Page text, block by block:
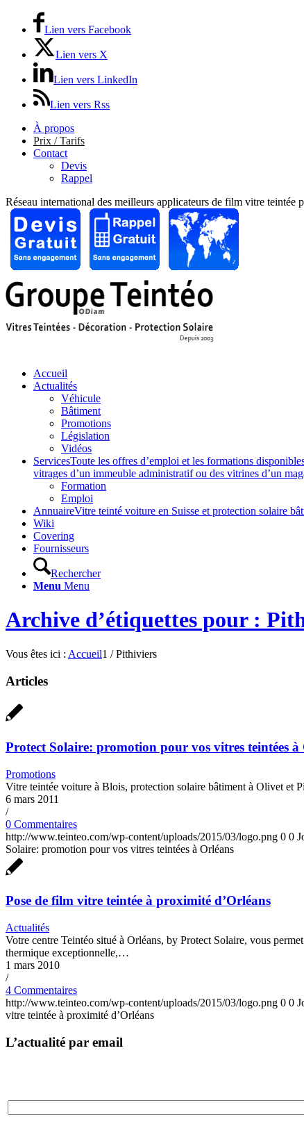
Lien vers Facebook
Lien vers X
Lien vers LinkedIn
Lien vers Rss
À propos
Prix / Tarifs
Contact
Devis
Rappel
Réseau international des meilleurs applicateurs de film vitre teintée
Accueil
Actualités
Véhicule
Bâtiment
Promotions
Législation
Vidéos
ServicesToute les offres d’emploi et les formations
vitrages d’un immeuble administratif ou des vitrines d’un
Formation
Emploi
AnnuaireVitre teinté voiture en Suisse et protection solaire
Wiki
Covering
Fournisseurs
Rechercher
Menu Menu
Archive d’étiquettes pour :
Vous êtes ici : Accueil1 / Pithiviers
Articles
Protect Solaire: promotion pour vos vitres teintées à
Promotions
Vitre teintée voiture à Blois, protection solaire bâtiment à Olivet et
6 mars 2011
/
0 Commentaires
http://www.teinteo.com/wp-content/uploads/2015/03/logo.png 0 0
Solaire: promotion pour vos vitres teintées à Orléans
Pose de film vitre teintée à proximité d’Orléans
Actualités
Votre centre Teintéo situé à Orléans, by Protect Solaire, vous
thermique exceptionnelle,…
1 mars 2010
/
4 Commentaires
http://www.teinteo.com/wp-content/uploads/2015/03/logo.png 0 0
vitre teintée à proximité d’Orléans
L’actualité par email